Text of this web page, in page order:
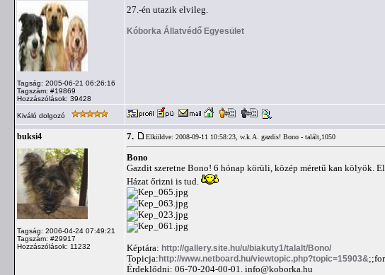
Tagság: 2005-06-21 06:26:16
Tagszám: #19869
Hozzászólások: 39428
27.-én utazik elvileg.
Kóborka Állatvédő Egyesület
Kiváló dolgozó
buksi4
Tagság: 2006-04-24 07:49:21
Tagszám: #29917
Hozzászólások: 11232
7. Elküldve: 2008-09-11 10:58:23, w.k.A. gazdis! Bono - talált,1050
Bono
Gazdit szeretne Bono! 6 hónap körüli, közép méretű kan kölyök.
Házat őrizni is tud.
Képtára: http://gallery.site.hu/u/biakuty1/talalt/Bono/
Topicja:http://www.netboard.hu/viewtopic.php?topic=15903&
Érdeklődni: 06-70-204-00-01. info@koborka.hu